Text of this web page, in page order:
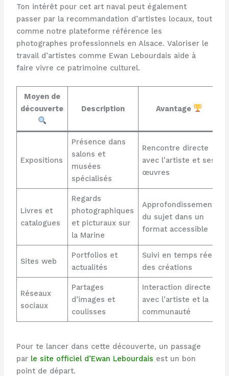
Ton intérêt pour cet art naval peut également
passer par la recommandation d’artistes locaux, tout
comme notre plateforme référence les
photographes professionnels en Alsace. Valoriser le
travail d’artistes comme Ewan Lebourdais aide à
faire vivre ce patrimoine culturel.
Moyen de
découverte
Description Avantage
Expositions
Présence dans
salons et
musées
spécialisés
Rencontre directe
avec l’artiste et ses
œuvres
Livres et
catalogues
Regards
photographiques
et picturaux sur
la Marine
Approfondissement
du sujet dans un
format accessible
Sites web
Portfolios et
actualités
Suivi en temps réel
des créations
Réseaux
sociaux
Partages
d’images et
coulisses
Interaction directe
avec l’artiste et la
communauté
Pour te lancer dans cette découverte, un passage
par le site officiel d’Ewan Lebourdais est un bon
point de départ.